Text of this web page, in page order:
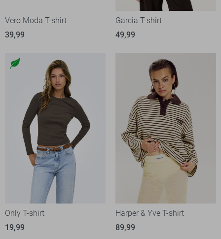
Vero Moda T-shirt
39,99
Garcia T-shirt
49,99
Only T-shirt
19,99
Harper & Yve T-shirt
89,99